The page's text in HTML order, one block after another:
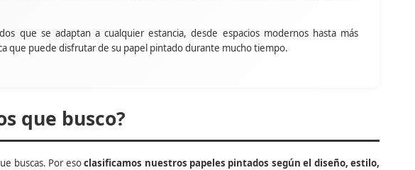
que se adaptan a cualquier estancia, desde espacios modernos hasta más
que puede disfrutar de su papel pintado durante mucho tiempo.
que busco?
buscas. Por esoclasificamos nuestros papeles pintados según el diseño, estilo,